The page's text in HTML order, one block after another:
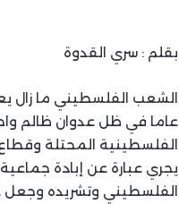
بقلم : سري القدوة
عاما في ظل عدوان ظالم
الفلسطينية المحتلة وقطاع
الفلسطيني وتشريده وجعل